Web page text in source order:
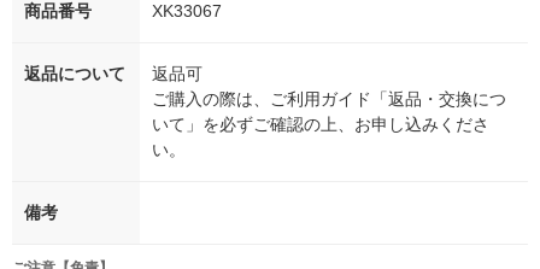
商品番号 XK33067
返品について
返品可
ご購入の際は、ご利用ガイド「返品・交換につ
いて」を必ずご確認の上、お申し込みくださ
い。
備考